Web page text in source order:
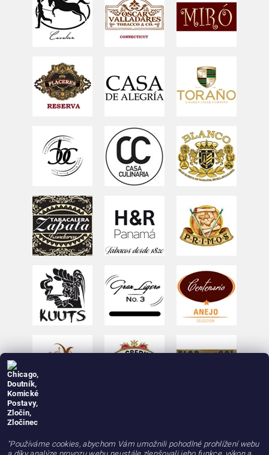
"Používáme cookies, abychom Vám umožnili pohodlné prohlížení webu